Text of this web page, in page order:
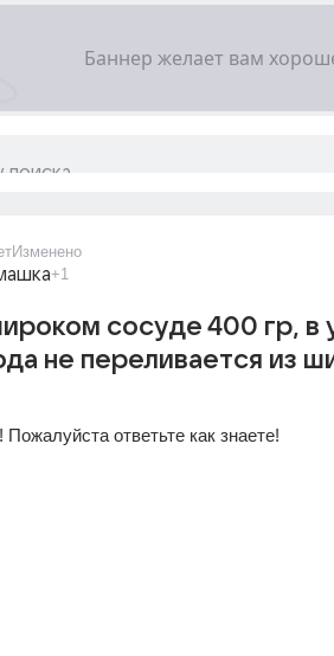
Изменено
+1
сосуде 400 гр, в
не переливается из
ответьте как знаете!